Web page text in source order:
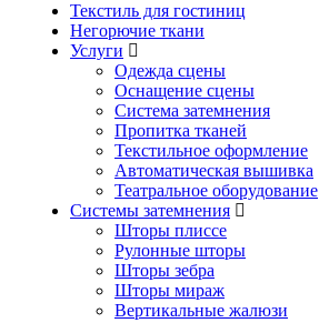
Текстиль для гостиниц
Негорючие ткани
Услуги
Одежда сцены
Оснащение сцены
Система затемнения
Пропитка тканей
Текстильное оформление
Автоматическая вышивка
Театральное оборудование
Системы затемнения
Шторы плиссе
Рулонные шторы
Шторы зебра
Шторы мираж
Вертикальные жалюзи